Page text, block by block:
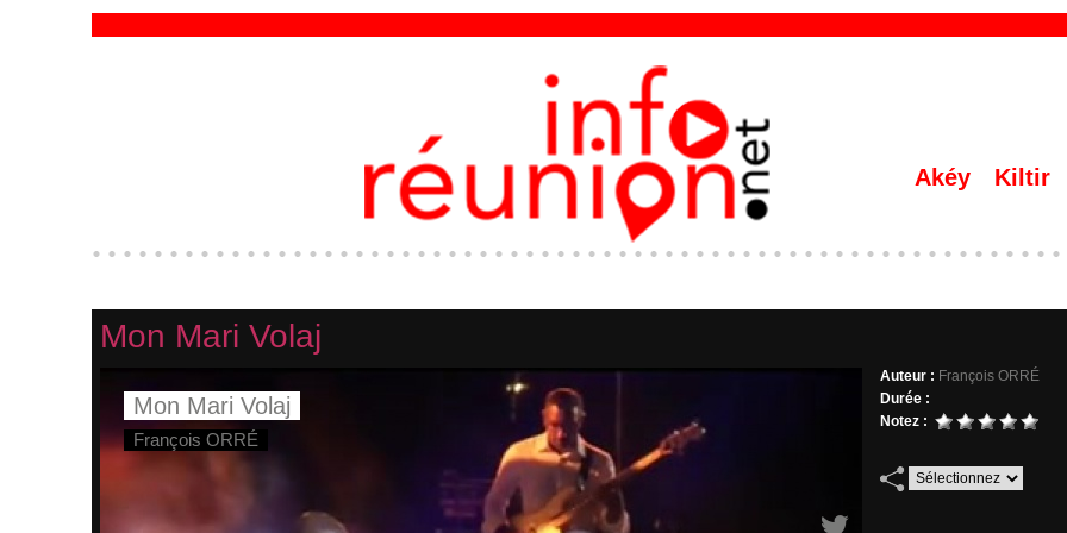
Akéy Kiltir
Mon Mari Volaj
Auteur : François ORRÉ
Durée :
Notez :